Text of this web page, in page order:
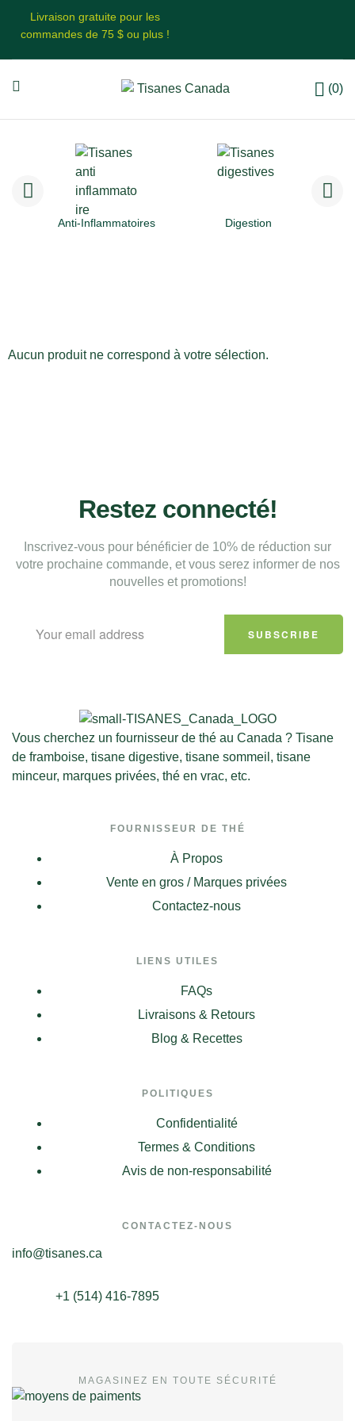
Livraison gratuite pour les
commandes de 75 $ ou plus !
(0)
Anti-Inflammatoires Digestion
Aucun produit ne correspond à votre sélection.
Restez connecté!
Inscrivez-vous pour bénéficier de 10% de réduction sur
votre prochaine commande, et vous serez informer de nos
nouvelles et promotions!
SUBSCRIBE
Vous cherchez un fournisseur de thé au Canada ? Tisane
de framboise, tisane digestive, tisane sommeil, tisane
minceur, marques privées, thé en vrac, etc.
FOURNISSEUR DE THÉ
À Propos
Vente en gros / Marques privées
Contactez-nous
LIENS UTILES
FAQs
Livraisons & Retours
Blog & Recettes
POLITIQUES
Confidentialité
Termes & Conditions
Avis de non-responsabilité
CONTACTEZ-NOUS
info@tisanes.ca
+1 (514) 416-7895
MAGASINEZ EN TOUTE SÉCURITÉ